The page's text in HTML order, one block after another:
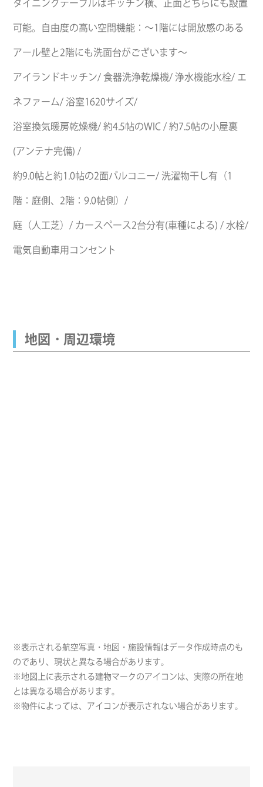
ダイニングテーブルはキッチン横、正面どちらにも設置
可能。自由度の高い空間機能：～1階には開放感のある
アール壁と2階にも洗面台がございます～
アイランドキッチン/ 食器洗浄乾燥機/ 浄水機能水栓/ エ
ネファーム/ 浴室1620サイズ/
浴室換気暖房乾燥機/ 約4.5帖のWIC / 約7.5帖の小屋裏
(アンテナ完備) /
約9.0帖と約1.0帖の2面バルコニー/ 洗濯物干し有（1
階：庭側、2階：9.0帖側）/
庭（人工芝）/ カースペース2台分有(車種による) / 水栓/
電気自動車用コンセント
地図・周辺環境
※表示される航空写真・地図・施設情報はデータ作成時点のも
のであり、現状と異なる場合があります。
※地図上に表示される建物マークのアイコンは、実際の所在地
とは異なる場合があります。
※物件によっては、アイコンが表示されない場合があります。